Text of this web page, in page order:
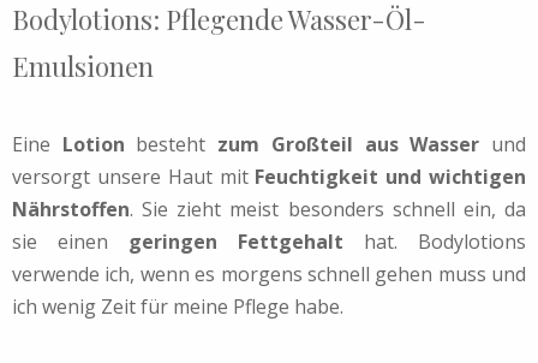
Bodylotions: Pflegende Wasser-Öl-
Emulsionen
Eine Lotion besteht zum Großteil aus Wasser und
versorgt unsere Haut mit Feuchtigkeit und wichtigen
Nährstoffen. Sie zieht meist besonders schnell ein, da
sie einen geringen Fettgehalt hat. Bodylotions
verwende ich, wenn es morgens schnell gehen muss und
ich wenig Zeit für meine Pflege habe.